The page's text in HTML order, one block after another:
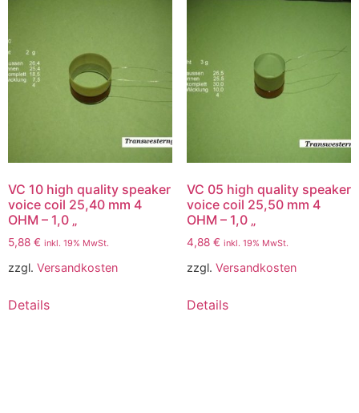
VC 10 high quality speaker
voice coil 25,40 mm 4
OHM – 1,0 „
5,88 € inkl. 19% MwSt.
zzgl. Versandkosten
Details
VC 05 high quality speaker
voice coil 25,50 mm 4
OHM – 1,0 „
4,88 € inkl. 19% MwSt.
zzgl. Versandkosten
Details